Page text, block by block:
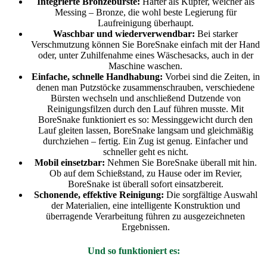
Messing – Bronze, die wohl beste Legierung für
Laufreinigung überhaupt.
Waschbar und wiederverwendbar: Bei starker
Verschmutzung können Sie BoreSnake einfach mit der Hand
oder, unter Zuhilfenahme eines Wäschesacks, auch in der
Maschine waschen.
Einfache, schnelle Handhabung: Vorbei sind die Zeiten, in
denen man Putzstöcke zusammenschrauben, verschiedene
Bürsten wechseln und anschließend Dutzende von
Reinigungsfilzen durch den Lauf führen musste. Mit
BoreSnake funktioniert es so: Messinggewicht durch den
Lauf gleiten lassen, BoreSnake langsam und gleichmäßig
durchziehen – fertig. Ein Zug ist genug. Einfacher und
schneller geht es nicht.
Mobil einsetzbar: Nehmen Sie BoreSnake überall mit hin.
Ob auf dem Schießstand, zu Hause oder im Revier,
BoreSnake ist überall sofort einsatzbereit.
Schonende, effektive Reinigung: Die sorgfältige Auswahl
der Materialien, eine intelligente Konstruktion und
überragende Verarbeitung führen zu ausgezeichneten
Ergebnissen.
Und so funktioniert es: